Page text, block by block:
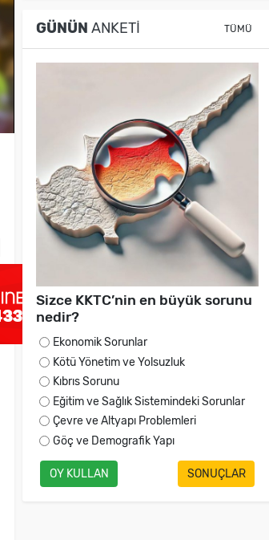
GÜNÜN ANKETI TÜMÜ
Sizce KKTC’nin en büyük sorunu
nedir?
Ekonomik Sorunlar
Kötü Yönetim ve Yolsuzluk
Kıbrıs Sorunu
Eğitim ve Sağlık Sistemindeki Sorunlar
Çevre ve Altyapı Problemleri
Göç ve Demografik Yapı
OY KULLAN SONUÇLAR